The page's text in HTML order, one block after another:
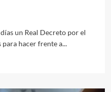
un Real Decreto por el
hacer frente a...